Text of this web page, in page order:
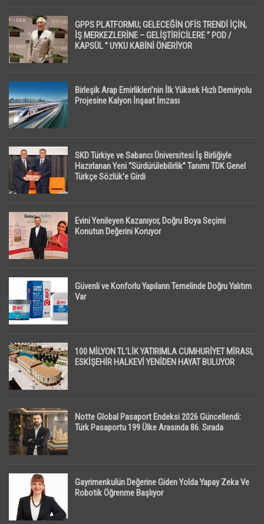
GPPS PLATFORMU; GELECEĞİN OFİS TRENDİ İÇİN,
İŞ MERKEZLERİNE – GELİŞTİRİCİLERE ” POD /
KAPSÜL ” UYKU KABİNİ ÖNERİYOR
Birleşik Arap Emirlikleri’nin İlk Yüksek Hızlı Demiryolu
Projesine Kalyon İnşaat İmzası
SKD Türkiye ve Sabancı Üniversitesi İş Birliğiyle
Hazırlanan Yeni “Sürdürülebilirlik” Tanımı TDK Genel
Türkçe Sözlük’e Girdi
Evini Yenileyen Kazanıyor, Doğru Boya Seçimi
Konutun Değerini Koruyor
Güvenli ve Konforlu Yapıların Temelinde Doğru Yalıtım
Var
100 MİLYON TL’LİK YATIRIMLA CUMHURİYET MİRASI,
ESKİŞEHİR HALKEVİ YENİDEN HAYAT BULUYOR
Notte Global Pasaport Endeksi 2026 Güncellendi:
Türk Pasaportu 199 Ülke Arasında 86. Sırada
Gayrimenkulün Değerine Giden Yolda Yapay Zeka Ve
Robotik Öğrenme Başlıyor